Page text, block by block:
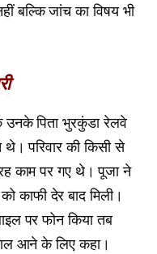
बल्कि जांच का विषय भी
उनके पिता भुरकुंडा रेलवे
परिवार की किसी से
काम पर गए थे। पूजा ने
काफी देर बाद मिली।
पर फोन किया तब
आने के लिए कहा।